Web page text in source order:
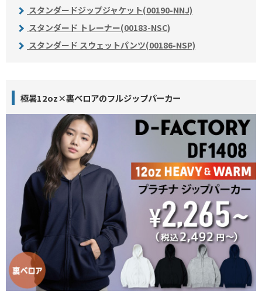
スタンダードジップジャケット(00190-NNJ)
スタンダード トレーナー(00183-NSC)
スタンダード スウェットパンツ(00186-NSP)
極暑12oz×裏ベロアのフルジップパーカー